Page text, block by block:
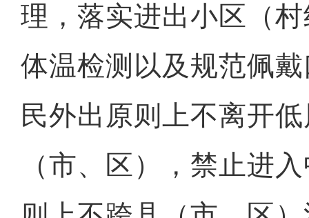
理，落实进出小区（
体温检测以及规范佩
民外出原则上不离开
（市、区），禁止进